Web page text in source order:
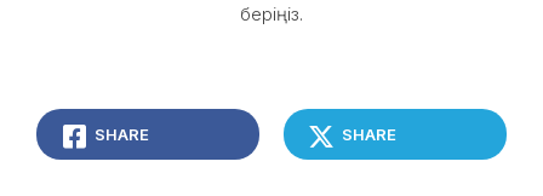
беріңіз.
SHARE SHARE